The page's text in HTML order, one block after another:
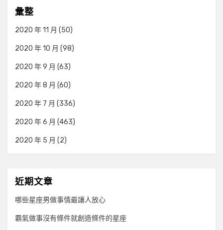
彙整
2020 年 11 月 (50)
2020 年 10 月 (98)
2020 年 9 月 (63)
2020 年 8 月 (60)
2020 年 7 月 (336)
2020 年 6 月 (463)
2020 年 5 月 (2)
近期文章
哪些星座男做事情最讓人放心
霸氣做事沒有條件就創造條件的星座